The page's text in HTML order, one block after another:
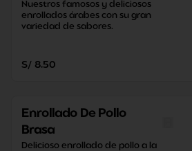
Nuestros famosos y deliciosos
enrollados árabes con su gran
variedad de sabores.
S/ 8.50
Enrollado De Pollo
Brasa
Delicioso enrollado de pollo a la